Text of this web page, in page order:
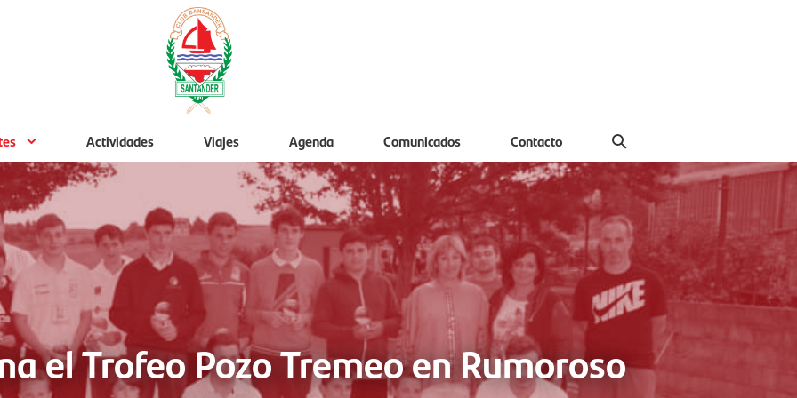
Actividades Viajes Agenda Comunicados Contacto
el Trofeo Pozo Tremeo en Rumoroso